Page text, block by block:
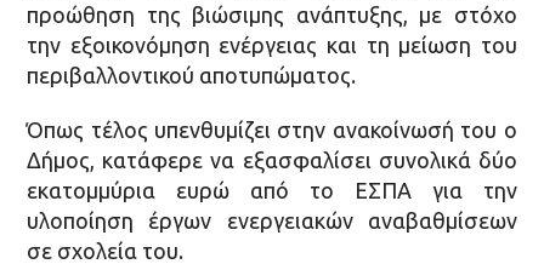
προώθηση της βιώσιμης ανάπτυξης, με στόχο
την εξοικονόμηση ενέργειας και τη μείωση του
περιβαλλοντικού αποτυπώματος.
Όπως τέλος υπενθυμίζει στην ανακοίνωσή του ο
Δήμος, κατάφερε να εξασφαλίσει συνολικά δύο
εκατομμύρια ευρώ από το ΕΣΠΑ για την
υλοποίηση έργων ενεργειακών αναβαθμίσεων
σε σχολεία του.